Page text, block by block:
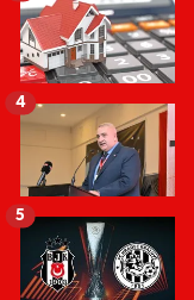
4
5